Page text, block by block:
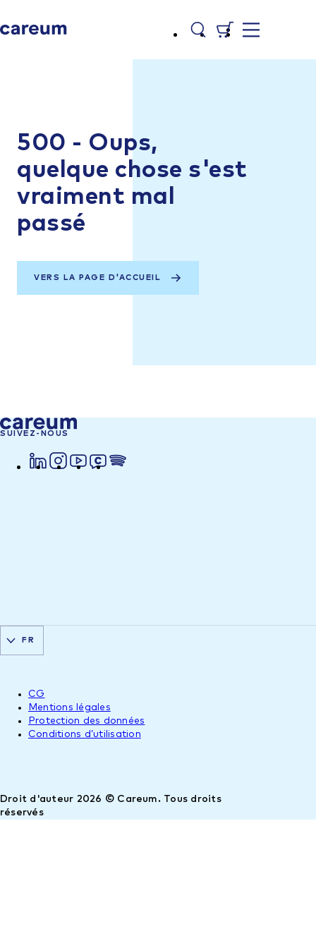
500 - Oups,
quelque chose s'est
vraiment mal
passé
VERS LA PAGE D'ACCUEIL
SUIVEZ-NOUS
Droit d'auteur 2026 © Careum. Tous droits
réservés
CG
Mentions légales
Protection des données
Conditions d’utilisation
FR